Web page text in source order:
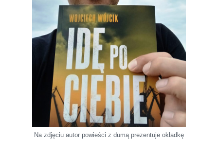
Na zdjęciu autor powieści z dumą prezentuje okładkę